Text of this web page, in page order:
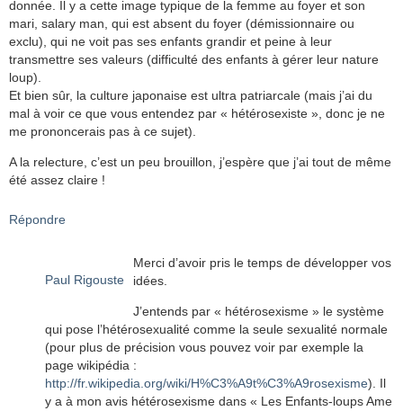
donnée. Il y a cette image typique de la femme au foyer et son
mari, salary man, qui est absent du foyer (démissionnaire ou
exclu), qui ne voit pas ses enfants grandir et peine à leur
transmettre ses valeurs (difficulté des enfants à gérer leur nature
loup).
Et bien sûr, la culture japonaise est ultra patriarcale (mais j’ai du
mal à voir ce que vous entendez par « hétérosexiste », donc je ne
me prononcerais pas à ce sujet).
A la relecture, c’est un peu brouillon, j’espère que j’ai tout de même
été assez claire !
Répondre
Paul Rigouste
Merci d’avoir pris le temps de développer vos
idées.
J’entends par « hétérosexisme » le système
qui pose l’hétérosexualité comme la seule sexualité normale
(pour plus de précision vous pouvez voir par exemple la
page wikipédia :
http://fr.wikipedia.org/wiki/H%C3%A9t%C3%A9rosexisme). Il
y a à mon avis hétérosexisme dans « Les Enfants-loups Ame